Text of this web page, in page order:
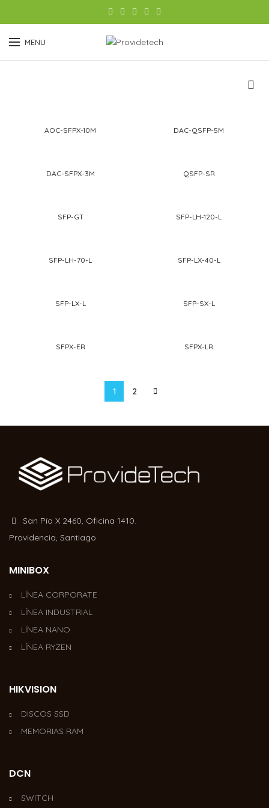
MENU
AOC-SFPX-10M DAC-QSFP-5M
DAC-SFPX-3M QSFP-SR
SFP-GT SFP-LH-120-L
SFP-LH-70-L SFP-LX-40-L
SFP-LX-L SFP-SX-L
SFPX-ER SFPX-LR
1 2
San Pío X 2460, Oficina 1410.
Providencia, Santiago
MINIBOX
LÍNEA CORPORATE
LÍNEA INDUSTRIAL
LÍNEA NANO
LÍNEA RYZEN
HIKVISION
DISCOS SSD
MEMORIAS RAM
DCN
SWITCH